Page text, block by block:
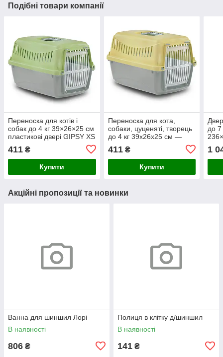
Подібні товари компанії
Переноска для котів і
собак до 4 кг 39×26×25 см
пластикові двері GIPSY XS
411 ₴
Купити
Переноска для кота,
собаки, цуценяті, творець
до 4 кг 39x26x25 см —
пластикові двері
411₴
Купити
до 7
1
Акційні пропозиції та новинки
Ванна для шиншил Лорі
В наявності
806 ₴
Полиця в клітку д/шиншил
В наявності
141 ₴